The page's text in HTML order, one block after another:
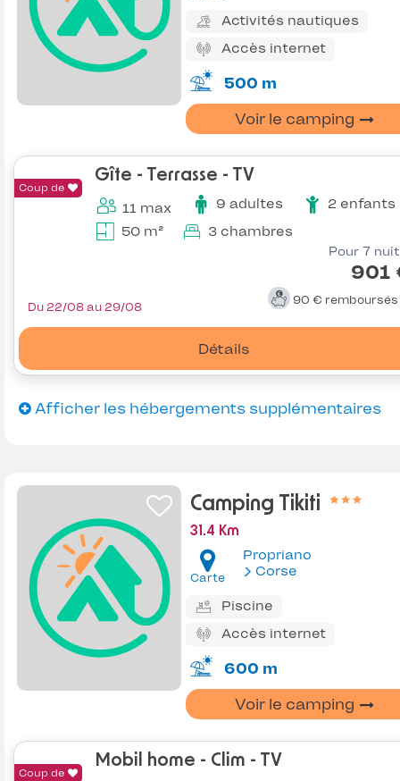
Activités nautiques
Accès internet
500 m
Voir le camping
Coup de
Gîte - Terrasse - TV
11 max 9 adultes
2 enfants
50 m²
3 chambres
Pour 7
901
90 € remboursés
Détails
Du 22/08 au 29/08
Afficher les hébergements supplémentaires
Camping Tikiti
31.4 Km
Carte
Propriano
Corse
Piscine
Accès internet
600 m
Voir le camping
Coup de
Mobil home - Clim - TV